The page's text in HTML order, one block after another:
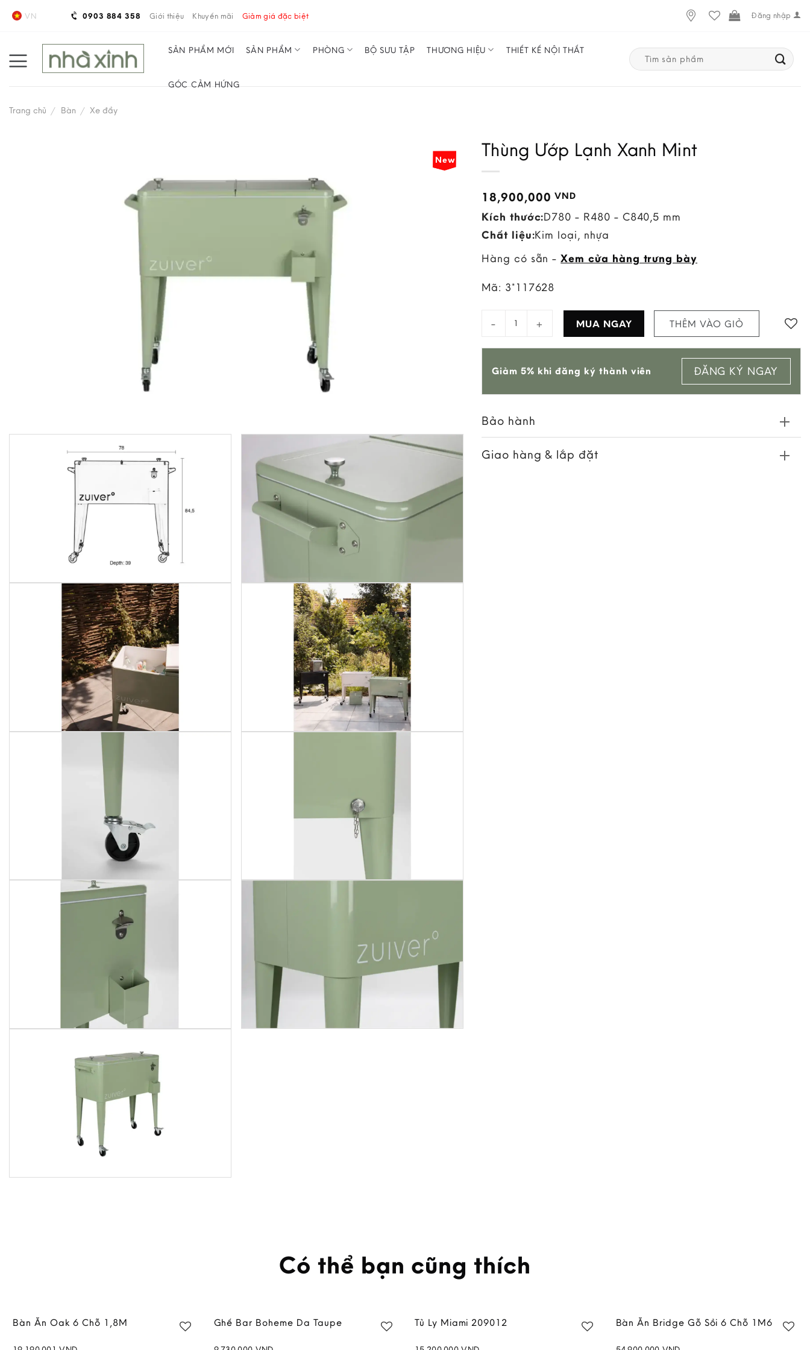
Skip
VN 0903 884 358 Giới thiệu Khuyến mãi Giảm giá đặc biệt Đăng nhập
SẢN PHẨM MỚI SẢN PHẨM PHÒNG BỘ SƯU TẬP THƯƠNG HIỆU THIẾT KẾ NỘI THẤT
GÓC CẢM HỨNG
Search
for:
Trang chủ / Bàn / Xe đẩy
New Thùng Ướp Lạnh Xanh Mint
18,900,000VND
Kích thước:D780 - R480 - C840,5 mm
Chất liệu:Kim loại, nhựa
Hàng có sẵn -Xem cửa hàng trưng bày
Mã: 3*117628
MUA NGAY THÊM VÀO GIỎ
Add to
wishlist
Giảm 5% khi đăng ký thành viên ĐĂNG KÝ NGAY
Bảo hành
Giao hàng & lắp đặt
Có thể bạn cũng thích
Bàn Ăn Oak 6 Chỗ 1,8M Ghế Bar Boheme Da Taupe Tủ Ly Miami 209012 Bàn Ăn Bridge Gỗ Sồi 6 Chỗ 1M6